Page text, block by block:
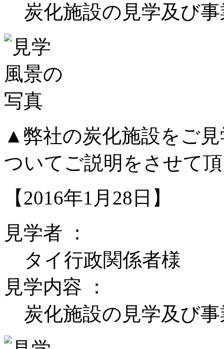
炭化施設の見学及び
▲弊社の炭化施設をご
ついてご説明をさせて
【2016年1月28日】
見学者 ：
タイ行政関係者様
見学内容 ：
炭化施設の見学及び